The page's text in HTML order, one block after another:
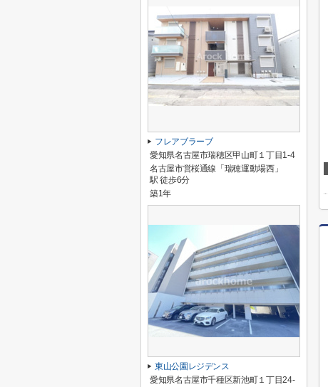
フレアブラーブ
愛知県名古屋市瑞穂区甲山町１丁目1-4
名古屋市営桜通線「瑞穂運動場西」
駅 徒歩6分
築1年
東山公園レジデンス
愛知県名古屋市千種区新池町１丁目24-